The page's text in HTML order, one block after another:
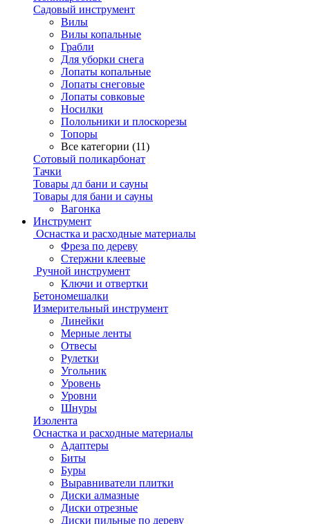
Садовый инструмент
Вилы
Вилы копальные
Грабли
Для уборки снега
Лопаты копальные
Лопаты снеговые
Лопаты совковые
Носилки
Полольники и плоскорезы
Топоры
Все категории (11)
Сотовый поликарбонат
Тачки
Товары дл бани и сауны
Товары для бани и сауны
Вагонка
Инструмент
Оснастка и расходные материалы
Фреза по дереву
Стержни клеевые
Ручной инструмент
Ключи и отвертки
Бетономешалки
Измерительный инструмент
Линейки
Мерные ленты
Отвесы
Рулетки
Угольник
Уровень
Уровни
Шнуры
Изолента
Оснастка и расходные материалы
Адаптеры
Биты
Буры
Выравниватели плитки
Диски алмазные
Диски отрезные
Диски пильные по дереву